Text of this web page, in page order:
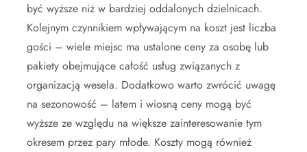
być wyższe niż w bardziej oddalonych dzielnicach.
Kolejnym czynnikiem wpływającym na koszt jest liczba
gości – wiele miejsc ma ustalone ceny za osobę lub
pakiety obejmujące całość usług związanych z
organizacją wesela. Dodatkowo warto zwrócić uwagę
na sezonowość – latem i wiosną ceny mogą być
wyższe ze względu na większe zainteresowanie tym
okresem przez pary młode. Koszty mogą również